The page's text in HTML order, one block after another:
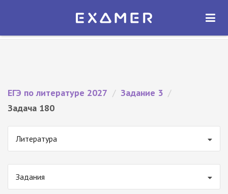
Экзамер — ЕГЭ 2027
ОТКРЫТЬ
ЕГЭ по литературе 2027 / Задание 3 /
Задача 180
Литература
Задания